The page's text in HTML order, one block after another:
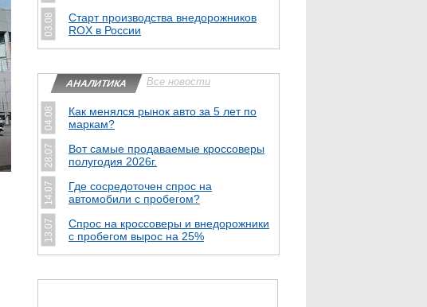
03.08
Cтарт производства внедорожников
ROX в России
АНАЛИТИКА Все новости
04.08
Как менялся рынок авто за 5 лет по
маркам?
28.07
Вот самые продаваемые кроссоверы
полугодия 2026г.
14.07
Где сосредоточен спрос на
автомобили с пробегом?
13.07
Спрос на кроссоверы и внедорожники
с пробегом вырос на 25%